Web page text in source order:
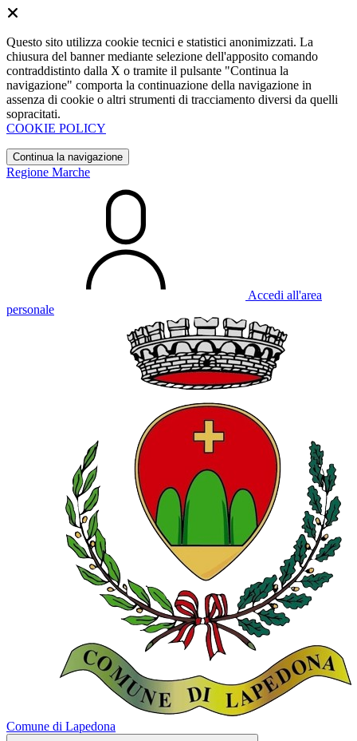
Questo sito utilizza cookie tecnici e statistici anonimizzati. La
chiusura del banner mediante selezione dell'apposito comando
contraddistinto dalla X o tramite il pulsante "Continua la
navigazione" comporta la continuazione della navigazione in
assenza di cookie o altri strumenti di tracciamento diversi da quelli
sopracitati.
COOKIE POLICY
Continua la navigazione
Regione Marche
Accedi all'area
personale
Comune di Lapedona